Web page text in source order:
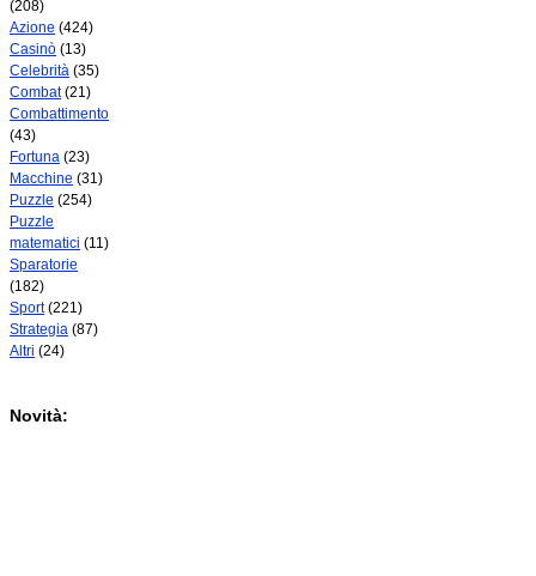
(208)
Azione (424)
Casinò (13)
Celebrità (35)
Combat(21)
Combattimento
(43)
Fortuna (23)
Macchine (31)
Puzzle (254)
Puzzle
matematici (11)
Sparatorie
(182)
Sport(221)
Strategia (87)
Altri (24)
Novità: